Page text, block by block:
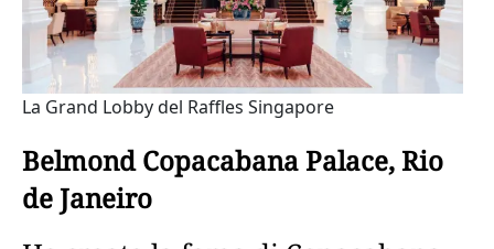
La Grand Lobby del Raffles Singapore
Belmond Copacabana Palace, Rio
de Janeiro